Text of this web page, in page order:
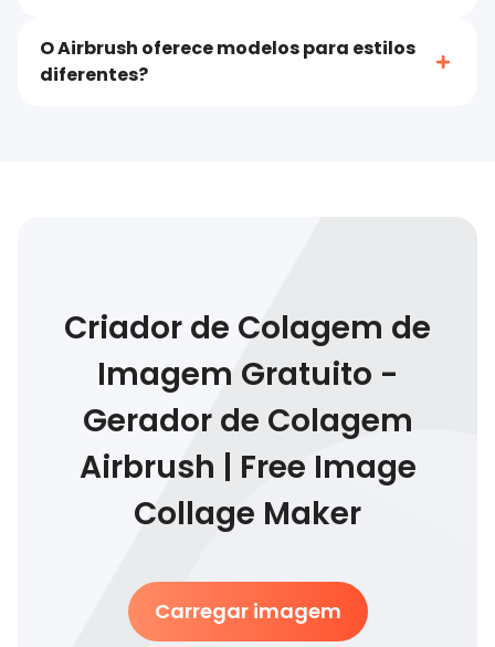
O Airbrush oferece modelos para estilos
diferentes?
Criador de Colagem de
Imagem Gratuito -
Gerador de Colagem
Airbrush | Free Image
Collage Maker
Carregar imagem